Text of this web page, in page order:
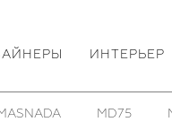
ИНТЕРЬЕР
TOBIAS BIRK